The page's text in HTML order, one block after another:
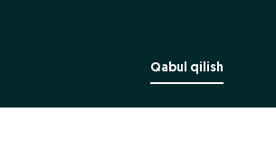
Qabul qilish